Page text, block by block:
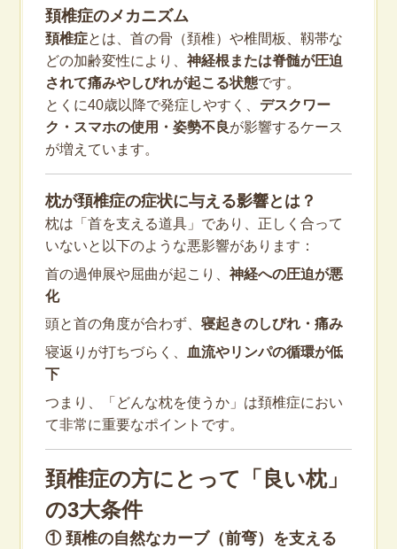
頚椎症のメカニズム
頚椎症とは、首の骨（頚椎）や椎間板、靱帯な
どの加齢変性により、 神経根または脊髄が圧迫
されて痛みやしびれが起こる状態です。
とくに40歳以降で発症しやすく、 デスクワー
ク・スマホの使用・姿勢不良が影響するケース
が増えています。
枕が頚椎症の症状に与える影響とは？
枕は「首を支える道具」であり、正しく合って
いないと以下のような悪影響があります：
首の過伸展や屈曲が起こり、 神経への圧迫が悪
化
頭と首の角度が合わず、 寝起きのしびれ・痛み
寝返りが打ちづらく、
血流やリンパの循環が低
下
つまり、「どんな枕を使うか」は頚椎症におい
て非常に重要なポイントです。
頚椎症の方にとって「良い枕」
の3大条件
① 頚椎の自然なカーブ（前弯）を支える